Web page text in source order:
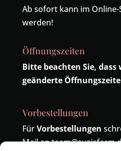
Ab sofort kann im
werden!
Öffnungszeiten
Bitte beachten Sie,
geänderte
Vorbestellungen
FürVorbestellungen
Mail an